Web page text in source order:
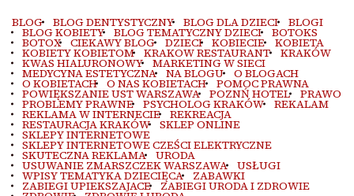
BLOG BLOG DENTYSTYCZNY BLOG DLA DZIECI BLOGI
BLOG KOBIETY BLOG TEMATYCZNY DZIECI BOTOKS
BOTOX CIEKAWY BLOG DZIECI KOBIECIE KOBIETA
KOBIETY KOBIETOM KRAKOW RESTAURANT KRAKÓW
KWAS HIALURONOWY MARKETING W SIECI
MEDYCYNA ESTETYCZNA NA BLOGU O BLOGACH
O KOBIETACH O NAS KOBIETACH POMOC PRAWNA
POWIĘKSZANIE UST WARSZAWA POZNŃ HOTEL PRAWO
PROBLEMY PRAWNE PSYCHOLOG KRAKÓW REKALAM
REKLAMA W INTERNECIE REKREACJA
RESTAURACJA KRAKÓW SKLEP ONLINE
SKLEPY INTERNETOWE
SKLEPY INTERNETOWE CZEŚCI ELEKTRYCZNE
SKUTECZNA REKLAMA URODA
USUWANIE ZMARSZCZEK WARSZAWA USŁUGI
WPISY TEMATYKA DZIECIĘCA ZABAWKI
ZABIEGI UPIEKSZAJACE ZABIEGI URODA I ZDROWIE